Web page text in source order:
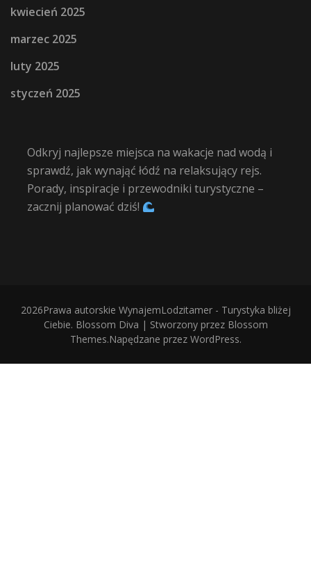
kwiecień 2025
marzec 2025
luty 2025
styczeń 2025
Odkryj najlepsze miejsca na wakacje nad wodą i
sprawdź, jak wynająć łódź na relaksujący rejs.
Porady, inspiracje i przewodniki turystyczne –
zacznij planować dziś!
2026Prawa autorskie WynajemLodzitamer - Turystyka bliżej
Ciebie. Blossom Diva | Stworzony przez Blossom
Themes.Napędzane przez WordPress.